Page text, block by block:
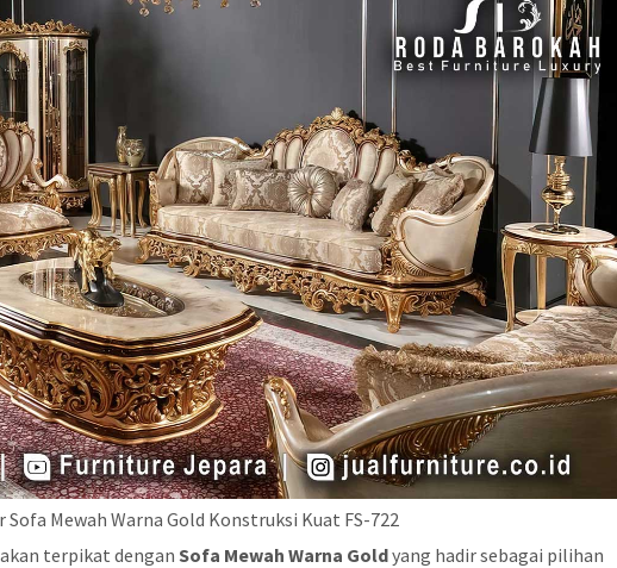
Sofa Mewah Warna Gold Konstruksi Kuat FS-722
terpikat denganSofa Mewah Warna Goldyang hadir sebagai pilihan